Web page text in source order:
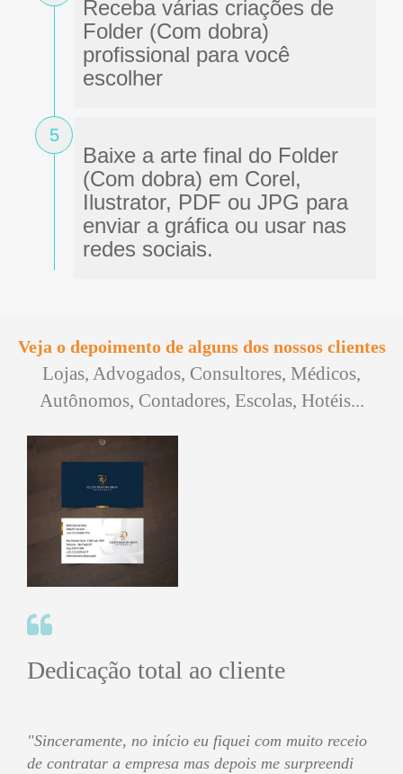
Receba várias criações de
Folder (Com dobra)
profissional para você
escolher
5
Baixe a arte final do Folder
(Com dobra) em Corel,
Ilustrator, PDF ou JPG para
enviar a gráfica ou usar nas
redes sociais.
Veja o depoimento de alguns dos nossos clientes
Lojas, Advogados, Consultores, Médicos,
Autônomos, Contadores, Escolas, Hotéis...
Dedicação total ao cliente
"Sinceramente, no início eu fiquei com muito receio
de contratar a empresa mas depois me surpreendi